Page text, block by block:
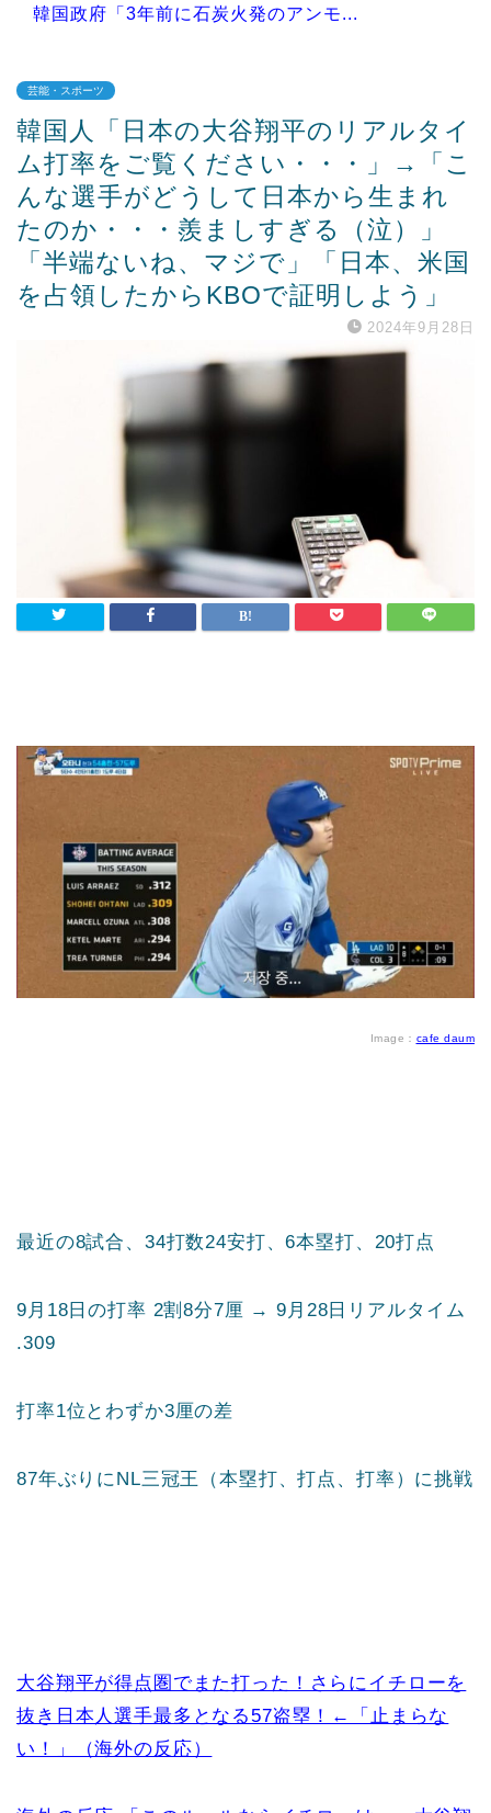
韓国政府「3年前に石炭火発のアンモ...
Powered by livedoor 相互RSS
芸能・スポーツ
韓国人「日本の大谷翔平のリアルタイ
ム打率をご覧ください・・・」→「こ
んな選手がどうして日本から生まれ
たのか・・・羨ましすぎる（泣）」
「半端ないね、マジで」「日本、米国
を占領したからKBOで証明しよう」
2024年9月28日
Image： cafe daum
最近の8試合、34打数24安打、6本塁打、20打点
9月18日の打率 2割8分7厘 → 9月28日リアルタイム
.309
打率1位とわずか3厘の差
87年ぶりにNL三冠王（本塁打、打点、打率）に挑戦
大谷翔平が得点圏でまた打った！さらにイチローを
抜き日本人選手最多となる57盗塁！←「止まらな
い！」（海外の反応）